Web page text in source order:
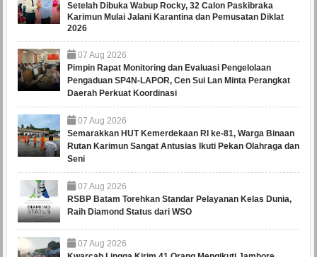
Setelah Dibuka Wabup Rocky, 32 Calon Paskibraka
Karimun Mulai Jalani Karantina dan Pemusatan Diklat
2026
07 Aug 2026
Pimpin Rapat Monitoring dan Evaluasi Pengelolaan
Pengaduan SP4N-LAPOR, Cen Sui Lan Minta Perangkat
Daerah Perkuat Koordinasi
07 Aug 2026
Semarakkan HUT Kemerdekaan RI ke-81, Warga Binaan
Rutan Karimun Sangat Antusias Ikuti Pekan Olahraga dan
Seni
07 Aug 2026
RSBP Batam Torehkan Standar Pelayanan Kelas Dunia,
Raih Diamond Status dari WSO
07 Aug 2026